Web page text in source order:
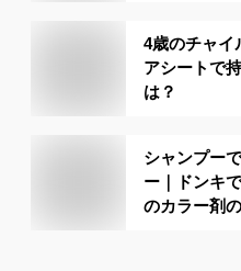
4歳のチャイ
アシートで
は？
シャンプー
ー｜ドンキ
のカラー剤